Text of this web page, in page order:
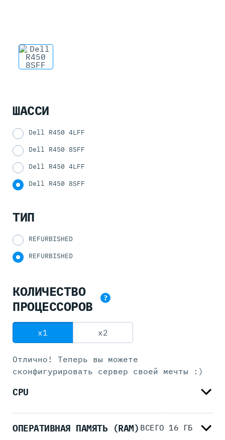
ШАССИ
Dell R450 4LFF
Dell R450 8SFF
Dell R450 4LFF
Dell R450 8SFF
ТИП
REFURBISHED
REFURBISHED
КОЛИЧЕСТВО
ПРОЦЕССОРОВ
?
x1 x2
Отлично! Теперь вы можете
сконфигурировать сервер своей мечты :)
CPU
ОПЕРАТИВНАЯ ПАМЯТЬ (RAM) ВСЕГО 16 ГБ